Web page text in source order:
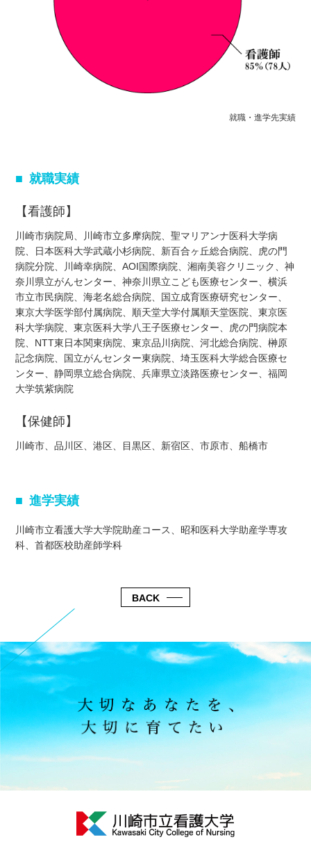
就職・進学先実績
就職実績
【看護師】
川崎市病院局、川崎市立多摩病院、聖マリアンナ医科大学病
院、日本医科大学武蔵小杉病院、新百合ヶ丘総合病院、虎の門
病院分院、川崎幸病院、AOI国際病院、湘南美容クリニック、神
奈川県立がんセンター、神奈川県立こども医療センター、横浜
市立市民病院、海老名総合病院、国立成育医療研究センター、
東京大学医学部付属病院、順天堂大学付属順天堂医院、東京医
科大学病院、東京医科大学八王子医療センター、虎の門病院本
院、NTT東日本関東病院、東京品川病院、河北総合病院、榊原
記念病院、国立がんセンター東病院、埼玉医科大学総合医療セ
ンター、静岡県立総合病院、兵庫県立淡路医療センター、福岡
大学筑紫病院
【保健師】
川崎市、品川区、港区、目黒区、新宿区、市原市、船橋市
進学実績
川崎市立看護大学大学院助産コース、昭和医科大学助産学専攻
科、首都医校助産師学科
BACK